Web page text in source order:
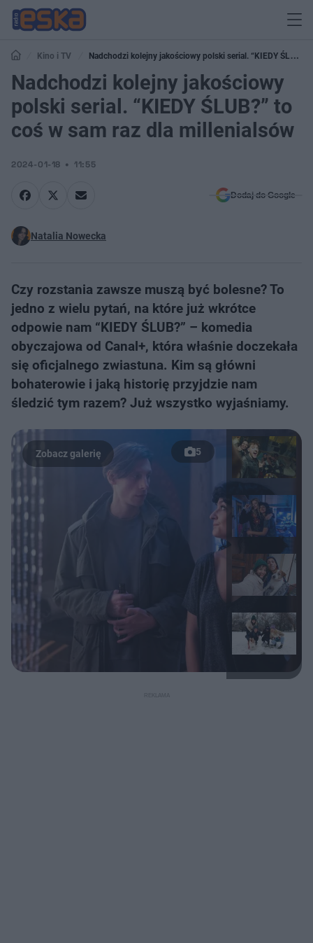
Kino i TV
Nadchodzi kolejny jakościowy polski serial. “KIEDY ŚLUB?”
to coś w sam raz dla millenialsów
Nadchodzi kolejny jakościowy
polski serial. “KIEDY ŚLUB?” to
coś w sam raz dla millenialsów
2024-01-18 11:55
Dodaj do Google
Natalia Nowecka
Czy rozstania zawsze muszą być bolesne? To
jedno z wielu pytań, na które już wkrótce
odpowie nam “KIEDY ŚLUB?” – komedia
obyczajowa od Canal+, która właśnie doczekała
się oficjalnego zwiastuna. Kim są główni
bohaterowie i jaką historię przyjdzie nam
śledzić tym razem? Już wszystko wyjaśniamy.
5